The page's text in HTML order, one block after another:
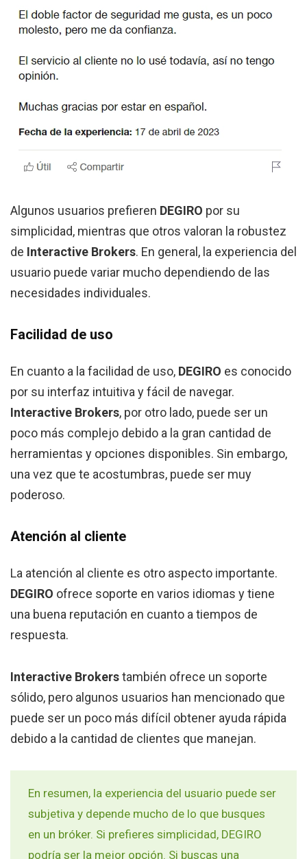
Algunos usuarios prefieren DEGIRO por su
simplicidad, mientras que otros valoran la robustez
de Interactive Brokers. En general, la experiencia del
usuario puede variar mucho dependiendo de las
necesidades individuales.
Facilidad de uso
En cuanto a la facilidad de uso, DEGIRO es conocido
por su interfaz intuitiva y fácil de navegar.
Interactive Brokers, por otro lado, puede ser un
poco más complejo debido a la gran cantidad de
herramientas y opciones disponibles. Sin embargo,
una vez que te acostumbras, puede ser muy
poderoso.
Atención al cliente
La atención al cliente es otro aspecto importante.
DEGIRO ofrece soporte en varios idiomas y tiene
una buena reputación en cuanto a tiempos de
respuesta.
Interactive Brokerstambién ofrece un soporte
sólido, pero algunos usuarios han mencionado que
puede ser un poco más difícil obtener ayuda rápida
debido a la cantidad de clientes que manejan.
En resumen, la experiencia del usuario puede ser
subjetiva y depende mucho de lo que busques
en un bróker. Si prefieres simplicidad, DEGIRO
podría ser la mejor opción. Si buscas una